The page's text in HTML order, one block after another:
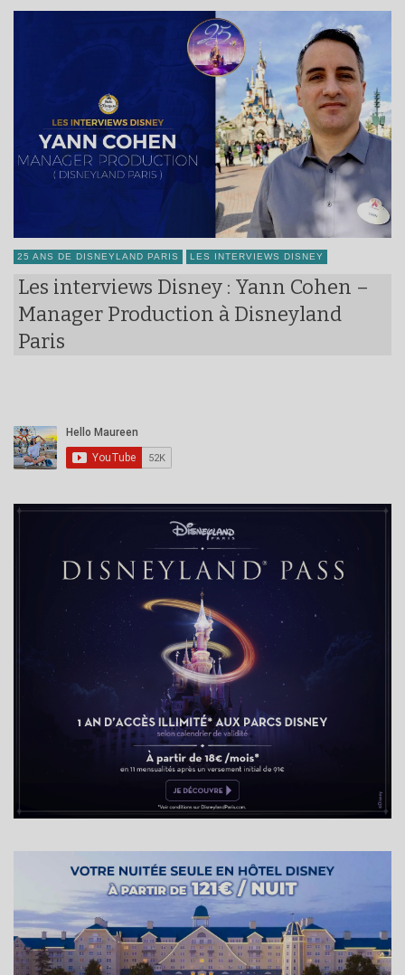
25 ANS DE DISNEYLAND PARIS LES INTERVIEWS DISNEY
Les interviews Disney : Yann Cohen –
Manager Production à Disneyland
Paris